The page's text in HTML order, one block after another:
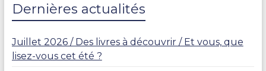
Dernières actualités
Juillet 2026 / Des livres à découvrir / Et vous, que
lisez-vous cet été ?